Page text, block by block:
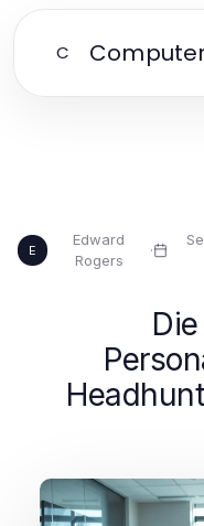
C
E
Edward
Rogers
·